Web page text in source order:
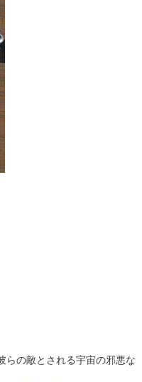
らの敵とされる宇宙の邪悪な